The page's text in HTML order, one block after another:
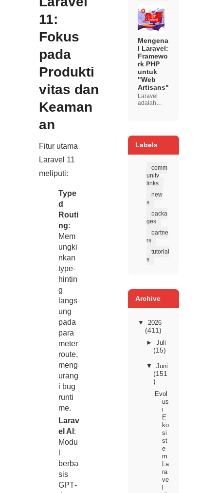
11:
Fokus
pada
Produkti
vitas dan
Keaman
an
Fitur utama
Laravel 11
meliputi:
Type
d
Routi
ng:
Mem
ungki
nkan
type‑
hintin
g
langs
ung
pada
para
meter
route,
meng
urang
i bug
runti
me.
Larav
el AI :
Modu
berba
sis
GPT‑
aplikasi
web
profesional
menggunak
an Laravel
13 dengan
standar
industri
terbaru di
tahun 20...
Mengena
l Laravel:
Framewo
rk PHP
untuk
"Web
Artisans"
Laravel
adalah
diciptakan
oleh Taylor
untuk
mempermu
dah proses
pengemba
ngan web
tanpa...
Labels
comm
unity
links
new
s
packa
ges
partne
rs
tutorial
s
Archive
▼ 2026
(411)
► Juli
(15)
▼ Juni
(151
)
Evol
us
i
E
ko
si
st
e
m
La
ra
ve